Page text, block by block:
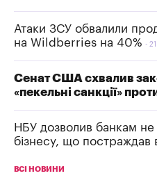
Атаки ЗСУ обвалили
на Wildberries на 40%
Сенат США схвалив
«пекельні санкції»
НБУ дозволив банкам не
бізнесу, що постраждав
ВСІ НОВИНИ